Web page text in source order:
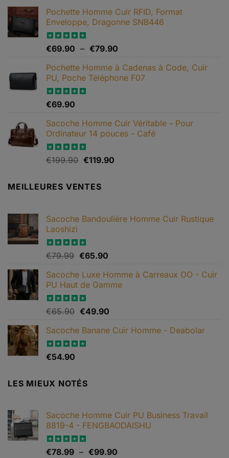
Pochette Homme Cuir RFID, Format
Enveloppe, Dragonne SNB446
Note5.00
€69.90 – €79.90
prix :
€69.90
Pochette Homme à Cadenas à Code, Cuir
PU, Poche Téléphone F07
Note4.67
€69.90
Sacoche Homme Cuir Véritable - Pour
Ordinateur 14 pouces - Café
Note5.00
€199.90 Le
initial
était :
€119.90Le
MEILLEURES VENTES
Sacoche Bandoulière Homme Cuir Rustique
Laoshizi
Note4.88
€79.99 Le
initial
était :
€79.99.
€65.90Le
actuel
est :
Sacoche Luxe Homme à Carreaux OO - Cuir
PU Haut de Gamme
Note4.82
€65.90 Le
initial
était :
€49.90Le
actuel
Sacoche Banane Cuir Homme - Deabolar
Note4.79
€54.90
LES MIEUX NOTÉS
Sacoche Homme Cuir PU Business Travail
8819-4 - FENGBAODAISHU
Note5.00
€78.99 – €99.90